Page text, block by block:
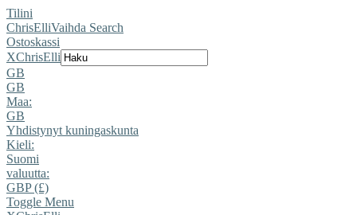
Tilini
ChrisElliVaihda Search
Ostoskassi
XChrisElli
GB
GB
Maa:
GB
Yhdistynyt kuningaskunta
Kieli:
Suomi
valuutta:
GBP (£)
Toggle Menu